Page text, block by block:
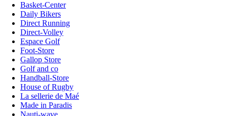
Basket-Center
Daily Bikers
Direct Running
Direct-Volley
Espace Golf
Foot-Store
Gallop Store
Golf and co
Handball-Store
House of Rugby
La sellerie de Maé
Made in Paradis